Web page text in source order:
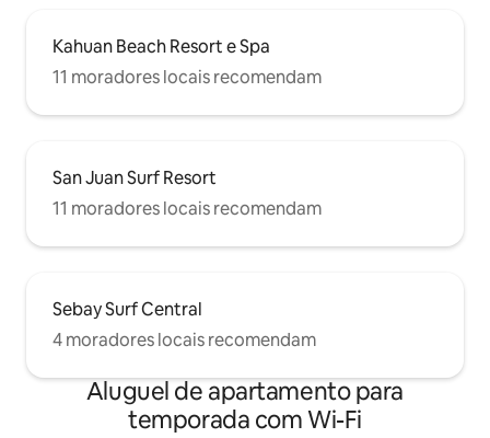
Kahuan Beach Resort e Spa
11 moradores locais recomendam
San Juan Surf Resort
11 moradores locais recomendam
Sebay Surf Central
4 moradores locais recomendam
Aluguel de apartamento para
temporada com Wi-Fi